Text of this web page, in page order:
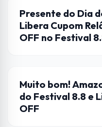
AMAZON
Presente do Dia
Libera Cupom
OFF no Festival
AMAZON
Muito bom!
do Festival 8.8 e
OFF